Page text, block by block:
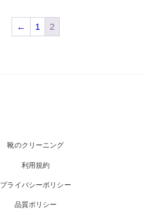
← 1 2
靴のクリーニング
利用規約
プライバシーポリシー
品質ポリシー